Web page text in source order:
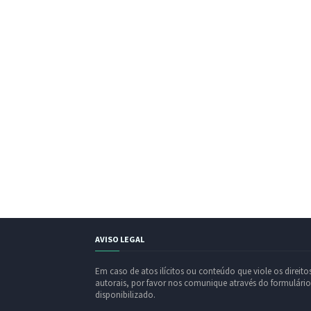
AVISO LEGAL
Em caso de atos ilícitos ou conteúdo que viole os
autorais, por favor nos comunique através do formulário
disponibilizado.